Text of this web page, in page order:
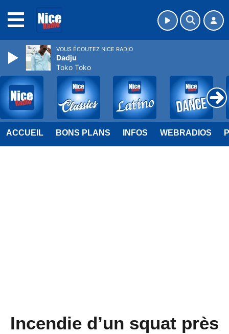
ACCUEIL BONS PLANS INFOS WEBRADIOS
Incendie d’un squat près
VOUS ÉCOUTEZ NICE RADIO
Dadju
Toko Toko